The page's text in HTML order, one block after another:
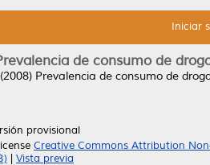
Iniciar
de consumo de
(2008) Prevalencia de consumo de
provisional
Creative Commons Attribution
Vista previa